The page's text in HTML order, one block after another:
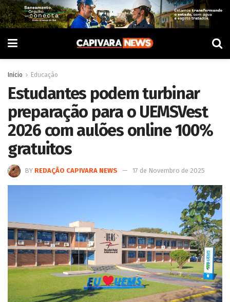
Inicio Educação
Estudantes podem turbinar
preparação para o UEMSVest
2026 com aulões online 100%
gratuitos
BY REDAÇÃO CAPIVARA NEWS 17 de Novembro de 2025